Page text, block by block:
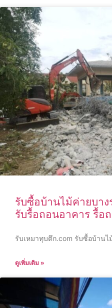
รับซื้อบ้านไม้ค่ายบา
รับรื้อถอนอาคาร รื้อ
รับเหมาทุบตึก.com รับซื้อบ้านไ
ดูเพิ่มเติม »